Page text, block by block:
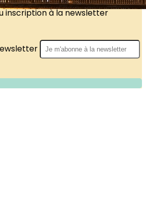
inscription à la newsletter